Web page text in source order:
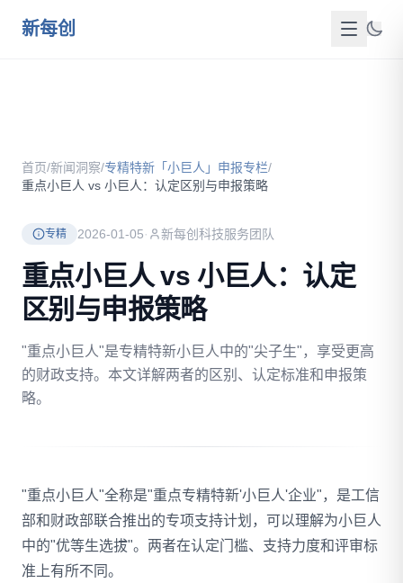
新每创
服务介绍
成功案例
新闻洞察
政策资源
FAQ
联系我们
拨打 18020275753
免费自评
首页/新闻洞察/专精特新「小巨人」申报专栏/
重点小巨人 vs 小巨人：认定区别与申报策略
专精 2026-01-05· 新每创科技服务团队
重点小巨人 vs 小巨人：认定
区别与申报策略
"重点小巨人"是专精特新小巨人中的"尖子生"，享受更高
的财政支持。本文详解两者的区别、认定标准和申报策
略。
"重点小巨人"全称是"重点专精特新'小巨人'企业"，是工信
部和财政部联合推出的专项支持计划，可以理解为小巨人
中的"优等生选拔"。两者在认定门槛、支持力度和评审标
准上有所不同。